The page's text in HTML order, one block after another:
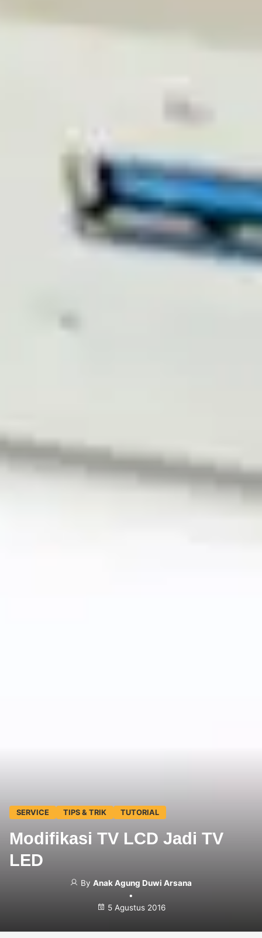
SERVICE TIPS & TRIK TUTORIAL
Modifikasi TV LCD Jadi TV
LED
By Anak Agung Duwi Arsana
•
5 Agustus 2016